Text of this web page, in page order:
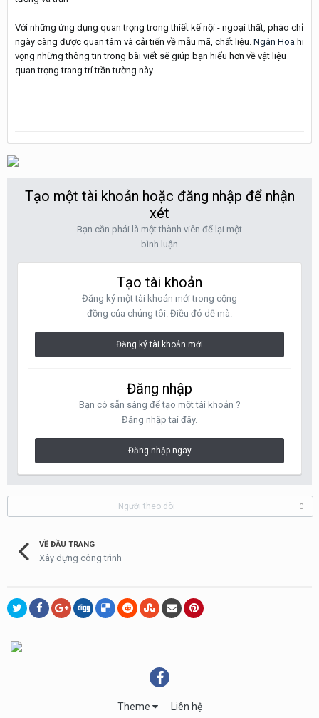
Với những ứng dụng quan trọng trong thiết kế nội - ngoại thất, phào chỉ
ngày càng được quan tâm và cải tiến về mẫu mã, chất liệu. Ngân Hoa hi
vọng những thông tin trong bài viết sẽ giúp bạn hiểu hơn về vật liệu
quan trọng trang trí trần tường này.
Tạo một tài khoản hoặc đăng nhập để nhận
xét
Bạn cần phải là một thành viên để lại một
bình luận
Tạo tài khoản
Đăng ký một tài khoản mới trong cộng
đồng của chúng tôi. Điều đó dễ mà.
Đăng ký tài khoản mới
Đăng nhập
Bạn có sẵn sàng để tạo một tài khoản ?
Đăng nhập tại đây.
Đăng nhập ngay
Người theo dõi 0
VỀ ĐẦU TRANG
Xây dựng công trình
Theme Liên hệ